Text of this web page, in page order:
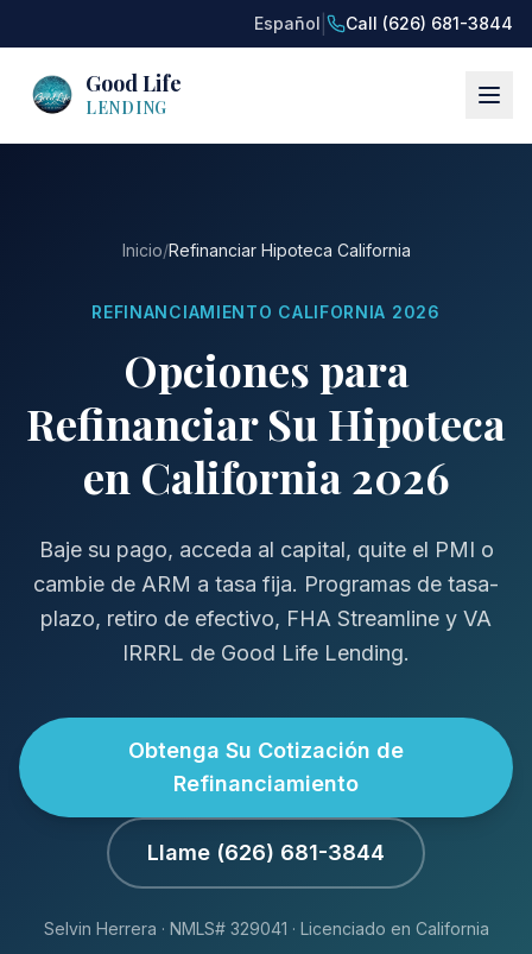
Español Call (626) 681-3844
Good Life
LENDING
Inicio/Refinanciar Hipoteca California
REFINANCIAMIENTO CALIFORNIA 2026
Opciones para
Refinanciar Su Hipoteca
en California 2026
Baje su pago, acceda al capital, quite el PMI o
cambie de ARM a tasa fija. Programas de tasa-
plazo, retiro de efectivo, FHA Streamline y VA
IRRRL de Good Life Lending.
Obtenga Su Cotización de
Refinanciamiento
Llame (626) 681-3844
Selvin Herrera · NMLS# 329041 · Licenciado en California